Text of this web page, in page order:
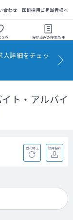
合わせ 医師採用ご担当者様へ
入り 保存済みの検索条件
人詳細をチェッ
ト・アルバイ
並べ替え 条件保存